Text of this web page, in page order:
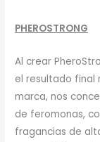
PHEROSTRONG
Al crear
el resultado final
marca, nos
de feromonas,
fragancias de